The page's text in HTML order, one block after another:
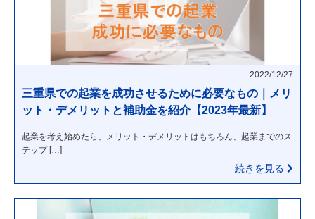
2022/12/27
三重県での起業を成功させるために必要なもの｜メリ
ット・デメリットと補助金を紹介【2023年最新】
起業を考え始めたら、メリット・デメリットはもちろん、起業までのス
テップ […]
続きを見る